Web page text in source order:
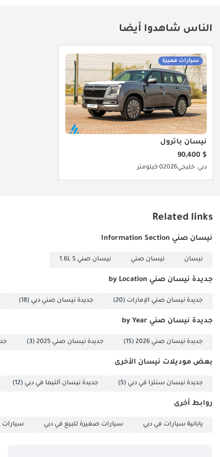
الناس شاهدوا أيضا
سيارات مميزة
نيسان باترول
$ 90,400
دبي خليجي20260 كيلومتر
Related links
نيسان صني Information Section
نيسان نيسان صني نيسان صني 1.6L S
جديدة نيسان صني by Location
جديدة نيسان صني الإمارات (20) جديدة نيسان صني دبي (18)
جديدة نيسان صني by Year
جديدة نيسان صني 2026 (15) جديدة نيسان صني 2025 (3)
بعض موديلات نيسان الأخرى
جديدة نيسان سنترا في دبي (5) جديدة نيسان ألتيما في دبي (12)
روابط أخرى
يابانية سيارات في دبي سيارات صغيرة للبيع في دبي سيارات
هذه السيارة هي الخيار الذهبي لكل من يبحث عن وسيلة نقل عملية بجودة
2025 واعتمادية Nissan المشهورة في الخليج، فهي تجمع بين الاقتصاد
لامتلاك سيارة بمواصفات خليجية تضمن لك أقل تكاليف تشغيل وأعلى
قيمة عند إعادة البيع في المستقبل.
تم إنشاء هذه الإحصاءات بواسطة الذكاء الاصطناعي اعتماداً على بيانات
خبراء السوق. يُرجى دائماً فحص السيارة قبل الشراء.